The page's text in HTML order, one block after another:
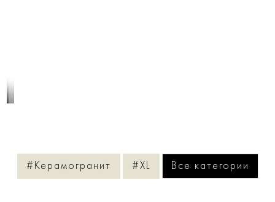
#Керамогранит #XL Все категории